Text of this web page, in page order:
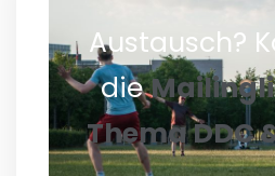
Austausch?
die
Thema DDC